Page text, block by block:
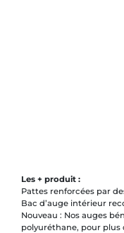
Les + produit :
Pattes renforcées par
Bac d’auge intérieur
Nouveau : Nos auges
polyuréthane, pour plus